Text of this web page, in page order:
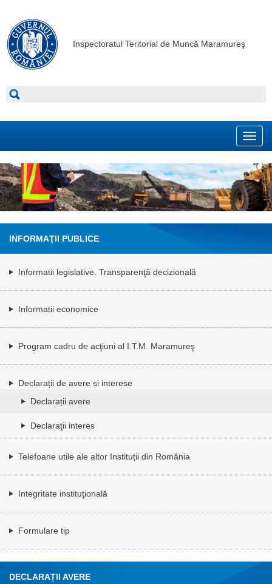
Inspectoratul Teritorial de Muncă Maramureş
INFORMAŢII PUBLICE
Informatii legislative. Transparenţă decizională
Informatii economice
Program cadru de acţiuni al I.T.M. Maramureş
Declarații de avere și interese
Declarații avere
Declaraţii interes
Telefoane utile ale altor Instituții din România
Integritate instituţională
Formulare tip
DECLARAȚII AVERE